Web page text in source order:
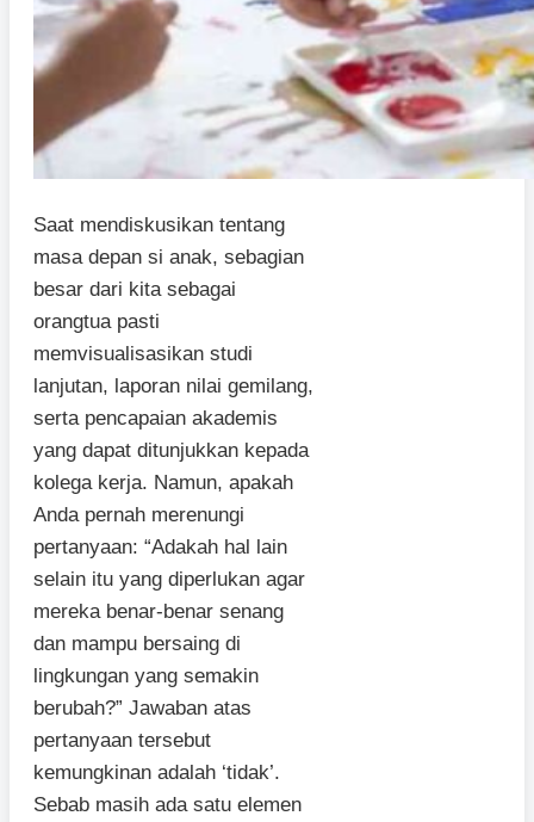
Saat mendiskusikan tentang
masa depan si anak, sebagian
besar dari kita sebagai
orangtua pasti
memvisualisasikan studi
lanjutan, laporan nilai gemilang,
serta pencapaian akademis
yang dapat ditunjukkan kepada
kolega kerja. Namun, apakah
Anda pernah merenungi
pertanyaan: “Adakah hal lain
selain itu yang diperlukan agar
mereka benar-benar senang
dan mampu bersaing di
lingkungan yang semakin
berubah?” Jawaban atas
pertanyaan tersebut
kemungkinan adalah ‘tidak’.
Sebab masih ada satu elemen